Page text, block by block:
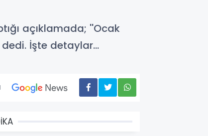
açıklamada; ''Ocak
İşte detaylar...